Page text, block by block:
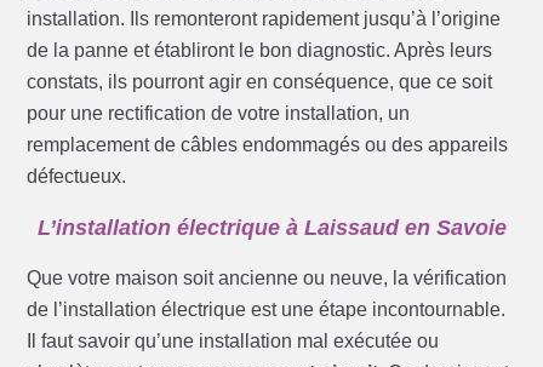
installation. Ils remonteront rapidement jusqu’à l’origine
de la panne et établiront le bon diagnostic. Après leurs
constats, ils pourront agir en conséquence, que ce soit
pour une rectification de votre installation, un
remplacement de câbles endommagés ou des appareils
défectueux.
L’installation électrique à Laissaud en Savoie
Que votre maison soit ancienne ou neuve, la vérification
de l’installation électrique est une étape incontournable.
Il faut savoir qu’une installation mal exécutée ou